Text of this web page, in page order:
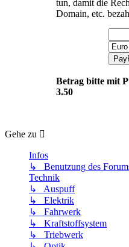
tun, damit die
Domain, etc.
Betrag bitte mit
3.50
Gehe zu
Infos
↳ Benutzung des
Technik
↳ Auspuff
↳ Elektrik
↳ Fahrwerk
↳ Kraftstoffsystem
↳ Triebwerk